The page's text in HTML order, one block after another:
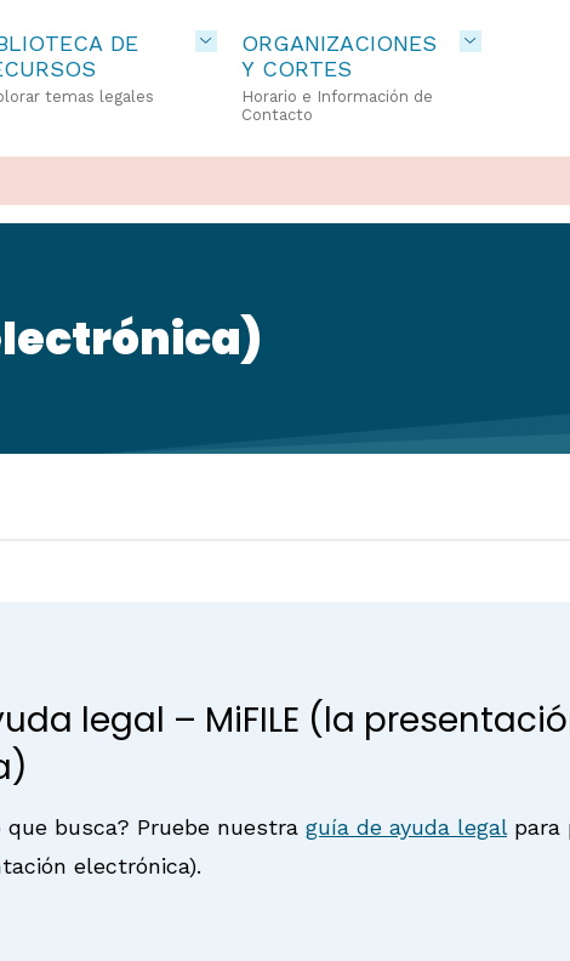
DE
temas legales
ORGANIZACIONES
Y CORTES
Horario e Información de
Contacto
legal – MiFILE (la
busca? Pruebe nuestra guía de ayuda legalpara
electrónica).